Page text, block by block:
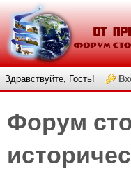
Здравствуйте, Гость!
Форум